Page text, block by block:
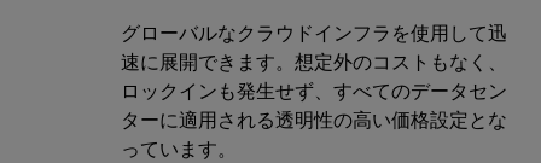
グローバルなクラウドインフラを使用して迅
速に展開できます。想定外のコストもなく、
ロックインも発生せず、すべてのデータセン
ターに適用される透明性の高い価格設定とな
っています。